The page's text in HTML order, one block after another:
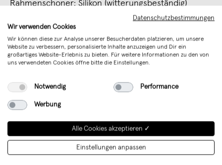
Rahmenschoner: Silikon (witterungsbeständig)
Max. Lenkerbreite: M: 52 cm | L: 66 cm
Lieferumfang: Fahrradhalterung, Schrauben, Dübel,
Bit, Montageschablone
Art. Nr. PA-DRA-0SI-RKE
Verkäufer PARAX GmbH
Sicherheit Verantwortliche Person (EU)
Datenschutzbestimmungen
Wir verwenden Cookies
Wir können diese zur Analyse unserer Besucherdaten platzieren, um unsere
Website zu verbessern, personalisierte Inhalte anzuzeigen und Dir ein
großartiges Website-Erlebnis zu bieten. Für weitere Informationen zu den von
uns verwendeten Cookies öffne bitte die Einstellungen.
Notwendig Performance
Werbung
Alle Cookies akzeptieren ✓
Einstellungen anpassen